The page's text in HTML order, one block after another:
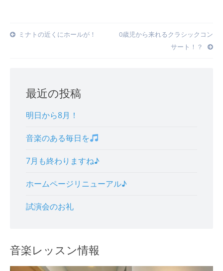
Post
ミナトの近くにホールが！
0歳児から来れるクラシックコン
サート！？
最近の投稿
明日から8月！
音楽のある毎日を
7月も終わりますね♪
ホームページリニューアル♪
試演会のお礼
音楽レッスン情報